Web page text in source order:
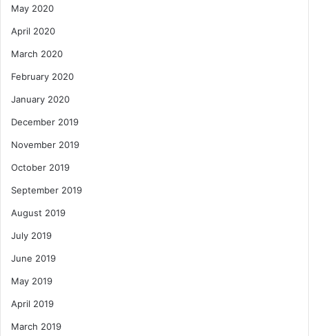
May 2020
April 2020
March 2020
February 2020
January 2020
December 2019
November 2019
October 2019
September 2019
August 2019
July 2019
June 2019
May 2019
April 2019
March 2019